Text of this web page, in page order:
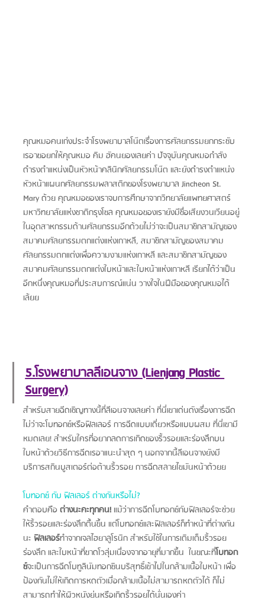
คุณหมอคนเก่งประจำโรงพยาบาลโน๊ตเรื่องการศัลยกรรมยกกระชับ
เรอาขอยกให้คุณหมอ คิม ฮัคนยองเลยค่า ปัจจุบันคุณหมอกำลัง
ดำรงตำแหน่งเป็นหัวหน้าคลินิกศัลยกรรมโน๊ต และยังดำรงตำแหน่ง
หัวหน้าแผนกศัลยกรรมพลาสติกของโรงพยาบาล Jincheon St.
Mary ด้วย คุณหมอของเราจบการศึกษาจากวิทยาลัยแพทยศาสตร์
มหาวิทยาลัยแห่งชาติกรุงโซล คุณหมอของเรายังมีชื่อเสียงวนเวียนอยู่
ในอุตสาหกรรมด้านศัลยกรรมอีกด้วยไม่ว่าจะเป็นสมาชิกสามัญของ
สมาคมศัลยกรรมตกแต่งแห่งเกาหลี, สมาชิกสามัญของสมาคม
ศัลยกรรมตกแต่งเพื่อความงามแห่งเกาหลี และสมาชิกสามัญของ
สมาคมศัลยกรรมตกแต่งใบหน้าและใบหน้าแห่งเกาหลี เรียกได้ว่าเป็น
อีกหนึ่งคุณหมอที่ประสบการณ์แน่น วางใจในฝีมือของคุณหมอได้
เล้ยย
5.โรงพยาบาลลีเอนจาง (Lienjang Plastic
Surgery)
สำหรับสายฉีดเชิญทางนี้ที่ลีเอนจางเลยค่า ที่นี่เขาเด่นดังเรื่องการฉีด
ไม่ว่าจะโบทอกซ์หรือฟิลเลอร์ การฉีดแบบเดี่ยวหรือแบบผสม ที่นี่เขามี
หมดเลย! สำหรับใครที่อยากลดการเกิดของริ้วรอยและร่องลึกบน
ใบหน้าด้วยวิธีการฉีดเรอาแนะนำสุด ๆ นอกจากนี้ลีเอนจางยังมี
บริการสกินบูสเตอร์ต่อต้านริ้วรอย การฉีดสลายไขมันหน้าด้วยย
โบทอกซ์ กับ ฟิลเลอร์ ต่างกันหรือไม่?
คำตอบคือ ต่างนะคะทุกคน! แม้ว่าการฉีดโบทอกซ์กับฟิลเลอร์จะช่วย
ให้ริ้วรอยและร่องลึกตื้นขึ้น แต่โบทอกซ์และฟิลเลอร์ก็ทำหน้าที่ต่างกัน
นะ ฟิลเลอร์ทำจากเจลไฮยาลูโรนิก สำหรับใช้ในการเติมเต็มริ้วรอย
ร่องลึก และใบหน้าที่ขาดโวลุ่มเนื่องจากอายุที่มากขึ้น  ในขณะที่โบทอก
ซ์จะเป็นการฉีดโบทูลินัมทอกซินบริสุทธิ์เข้าไปในกล้ามเนื้อใบหน้า เพื่อ
ป้องกันไม่ให้เกิดการหดตัวเมื่อกล้ามเนื้อไม่สามารถหดตัวได้ ก็ไม่
สามารถทำให้ผิวหนังย่นหรือเกิดริ้วรอยได้นั่นเองค่า